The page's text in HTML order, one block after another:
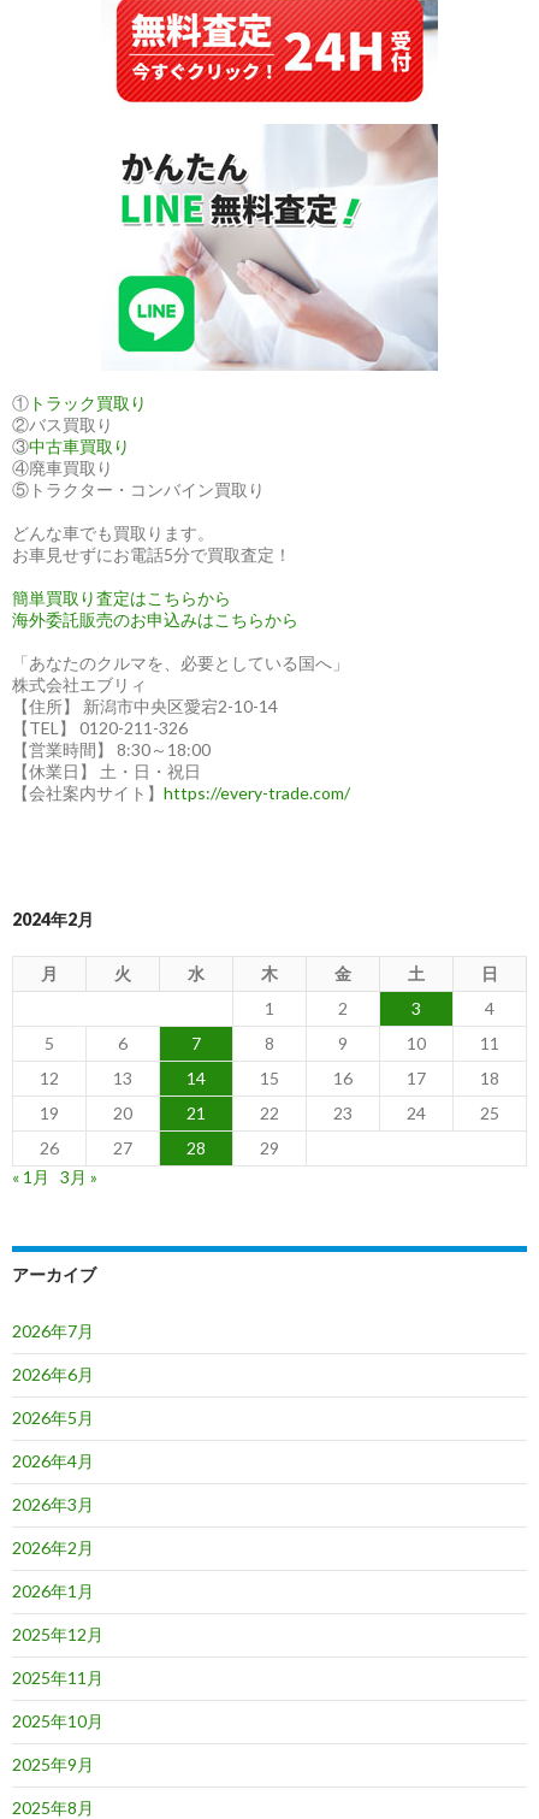
重
要
性
① トラック買取り
②バス買取り
③中古車買取り
④廃車買取り
⑤トラクター・コンバイン買取り
どんな車でも買取ります。
お車見せずにお電話5分で買取査定！
簡単買取り査定はこちらから
海外委託販売のお申込みはこちらから
「あなたのクルマを、必要としている国へ」
株式会社エブリィ
【住所】 新潟市中央区愛宕2-10-14
【TEL】 0120-211-326
【営業時間】 8:30～18:00
【休業日】 土・日・祝日
【会社案内サイト】 https://every-trade.com/
2024年2月
月 火 水 木 金 土
日
1
2 3
4
5
6 7 8 9 10
11
12
13 14 15 16 17
18
19
20 21 22 23 24
25
26
27 28
29
« 1月
3月 »
アーカイブ
2026年7月
2026年6月
2026年5月
2026年4月
2026年3月
2026年2月
2026年1月
2025年12月
2025年11月
2025年10月
2025年9月
2025年8月